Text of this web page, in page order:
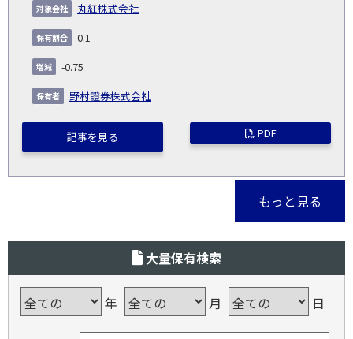
丸紅株式会社
0.1
-0.75
野村證券株式会社
記事を見る PDF
もっと見る
大量保有検索
年 月 日